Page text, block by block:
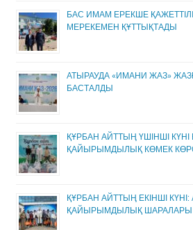
БАС ИМАМ ЕРЕКШЕ
МЕРЕКЕМЕН ҚҰТТЫҚТАДЫ
АТЫРАУДА «ИМАНИ ЖАЗ»
БАСТАЛДЫ
ҚҰРБАН АЙТТЫҢ ҮШІНШІ
ҚАЙЫРЫМДЫЛЫҚ КӨМЕК
ҚҰРБАН АЙТТЫҢ ЕКІНШІ КҮНІ:
ҚАЙЫРЫМДЫЛЫҚ